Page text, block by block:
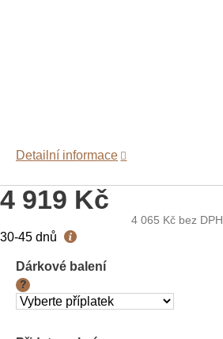
4 919 Kč
4 065 Kč bez DPH
Měrná
30-45 dnů
Dárkové balení
?
Detailní informace